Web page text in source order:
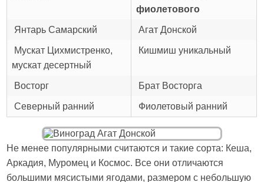
фиолетового
Янтарь Самарский Агат Донской
Мускат Цихмистренко,
мускат десертный
Кишмиш уникальный
Восторг Брат Восторга
Северный ранний Фиолетовый ранний
Не менее популярными считаются и такие сорта: Кеша,
Аркадия, Муромец и Космос. Все они отличаются
большими мясистыми ягодами, размером с небольшую